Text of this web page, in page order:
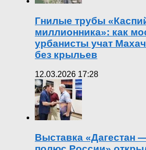
Гнилые трубы
миллионника»: как
урбанисты учат
без крыльев
12.03.2026 17:28
Выставка «Дагестан